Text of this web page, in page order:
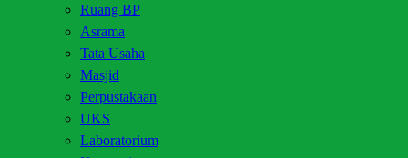
Ruang BP
Asrama
Tata Usaha
Masjid
Perpustakaan
UKS
Laboratorium